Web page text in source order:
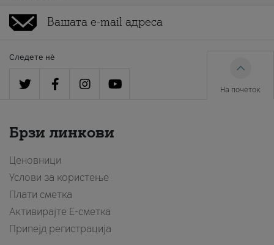
Следете нè
На почеток
Брзи линкови
Ценовници
Услови за користење
Плати сметка
Активирајте Е-сметка
Припејд регистрација